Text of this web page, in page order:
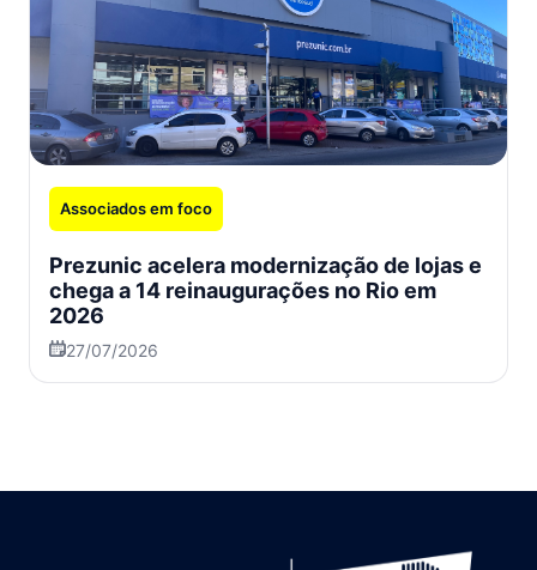
Associados em foco
Prezunic acelera modernização de lojas e
chega a 14 reinaugurações no Rio em
2026
27/07/2026